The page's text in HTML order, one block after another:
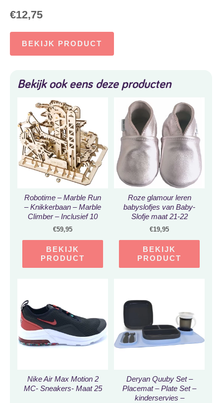
€12,75
BEKIJK PRODUCT
Bekijk ook eens deze producten
Robotime – Marble Run
– Knikkerbaan – Marble
Climber – Inclusief 10
knikkers – Houten
Modelbouw – DIY – Hout
3D puzzel – Tieners –
€59,95
BEKIJK
PRODUCT
Roze glamour leren
babyslofjes van Baby-
Slofje maat 21-22
€19,95
BEKIJK
PRODUCT
Nike Air Max Motion 2
MC- Sneakers- Maat 25
Deryan Quuby Set –
Placemat – Plate Set –
kinderservies –